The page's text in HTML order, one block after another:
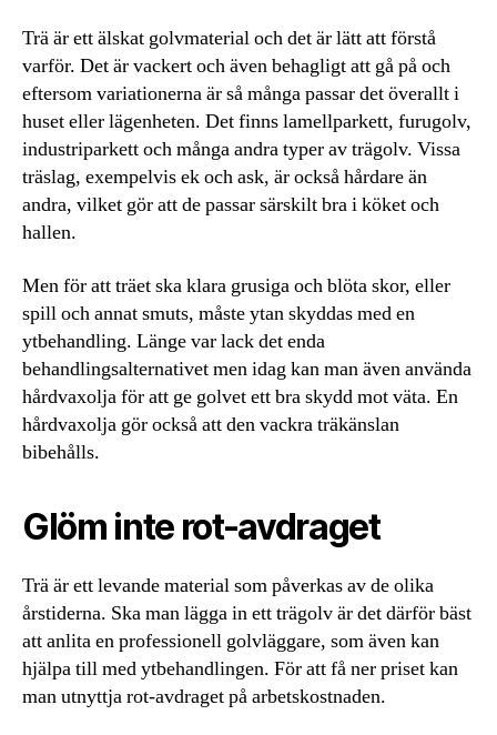
Trä är ett älskat golvmaterial och det är lätt att förstå
varför. Det är vackert och även behagligt att gå på och
eftersom variationerna är så många passar det överallt i
huset eller lägenheten. Det finns lamellparkett, furugolv,
industriparkett och många andra typer av trägolv. Vissa
träslag, exempelvis ek och ask, är också hårdare än
andra, vilket gör att de passar särskilt bra i köket och
hallen.
Men för att träet ska klara grusiga och blöta skor, eller
spill och annat smuts, måste ytan skyddas med en
ytbehandling. Länge var lack det enda
behandlingsalternativet men idag kan man även använda
hårdvaxolja för att ge golvet ett bra skydd mot väta. En
hårdvaxolja gör också att den vackra träkänslan
bibehålls.
Glöm inte rot-avdraget
Trä är ett levande material som påverkas av de olika
årstiderna. Ska man lägga in ett trägolv är det därför bäst
att anlita en professionell golvläggare, som även kan
hjälpa till med ytbehandlingen. För att få ner priset kan
man utnyttja rot-avdraget på arbetskostnaden.